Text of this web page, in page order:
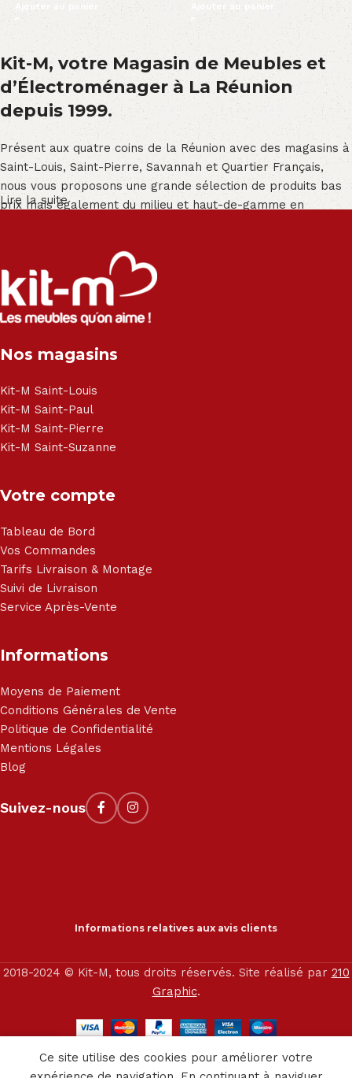
Ajouter au panier Ajouter au panier
Kit-M, votre Magasin de Meubles et
d’Électroménager à La Réunion
depuis 1999.
Présent aux quatre coins de la Réunion avec des magasins à
Saint-Louis, Saint-Pierre, Savannah et Quartier Français,
nous vous proposons une grande sélection de produits bas
prix mais également du milieu et haut-de-gamme en
Salon angle - Salon convertible - Salon relax - Canapé -
Canapé lit - Cuisine sur-mesure - Fauteuil - Armoire - Table
et chaise - Meuble de salle de bain - Literie - Lit - Bureau -
Électroménager - Télévision led - Réfrigérateur -
- Matelas - Hifi Hitachi, LG, Sharp, Philips, Bosh, Moulinex,
Haier, Sony, Cecotec, Westpoint, Dyson.
Lire la suite
Nos magasins
Kit-M Saint-Louis
Kit-M Saint-Paul
Kit-M Saint-Pierre
Kit-M Saint-Suzanne
Votre compte
Tableau de Bord
Vos Commandes
Tarifs Livraison & Montage
Suivi de Livraison
Service Après-Vente
Informations
Moyens de Paiement
Conditions Générales de Vente
Politique de Confidentialité
Mentions Légales
Blog
Suivez-nous
Informations relatives aux avis clients
2018-2024 © Kit-M, tous droits réservés. Site réalisé par 210
Graphic.
Ce site utilise des cookies pour améliorer votre